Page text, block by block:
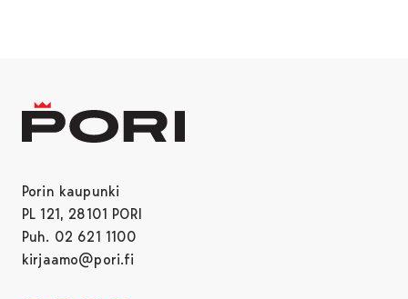
Porin kaupunki
PL 121, 28101 PORI
Puh. 02 621 1100
kirjaamo@pori.fi